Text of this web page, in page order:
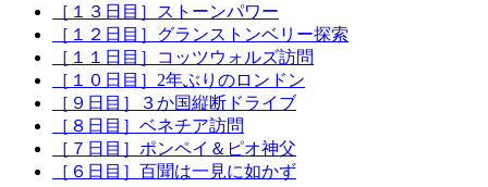
［１３日目］ストーンパワー
［１２日目］グランストンベリー探索
［１１日目］コッツウォルズ訪問
［１０日目］2年ぶりのロンドン
［９日目］３か国縦断ドライブ
［８日目］ベネチア訪問
［７日目］ポンペイ＆ピオ神父
［６日目］百聞は一見に如かず